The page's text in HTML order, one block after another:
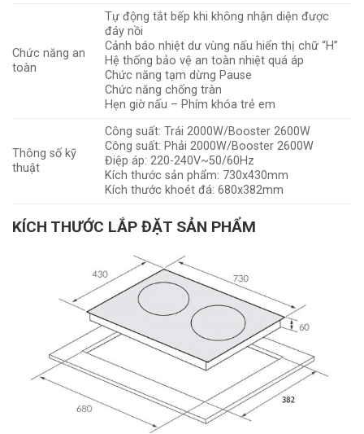
Chức năng an
toàn
Tự động tắt bếp khi không nhận diện được
đáy nồi
Cảnh báo nhiệt dư vùng nấu hiển thị chữ “H”
Hệ thống bảo vệ an toàn nhiệt quá áp
Chức năng tạm dừng Pause
Chức năng chống tràn
Hẹn giờ nấu – Phím khóa trẻ em
Thông số kỹ
thuật
Công suất: Trái 2000W/Booster 2600W
Công suất: Phải 2000W/Booster 2600W
Điệp áp: 220-240V~50/60Hz
Kích thước sản phẩm: 730x430mm
Kích thước khoét đá: 680x382mm
KÍCH THƯỚC LẮP ĐẶT SẢN PHẨM